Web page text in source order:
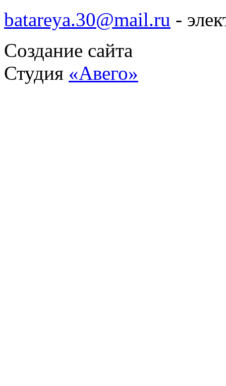
batareya.30@mail.ru -
Создание сайта
Студия «Авего»